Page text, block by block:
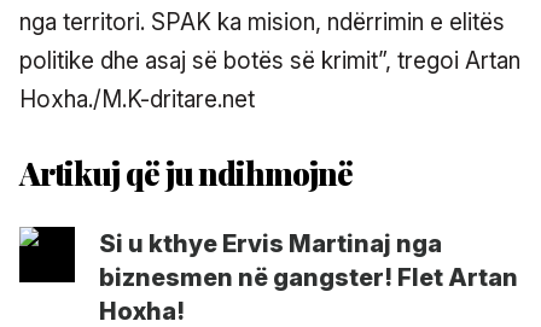
nga territori. SPAK ka mision, ndërrimin e elitës
politike dhe asaj së botës së krimit”, tregoi Artan
Hoxha./M.K-dritare.net
Si u kthye Ervis Martinaj nga
biznesmen në gangster! Flet Artan
Hoxha!